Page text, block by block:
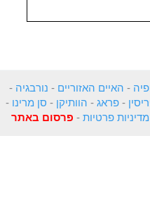
- האיים האזוריים - נורבגיה -
-פראג - הוותיקן - סן מרינו -
מדיניות פרטיות - פרסום באתר